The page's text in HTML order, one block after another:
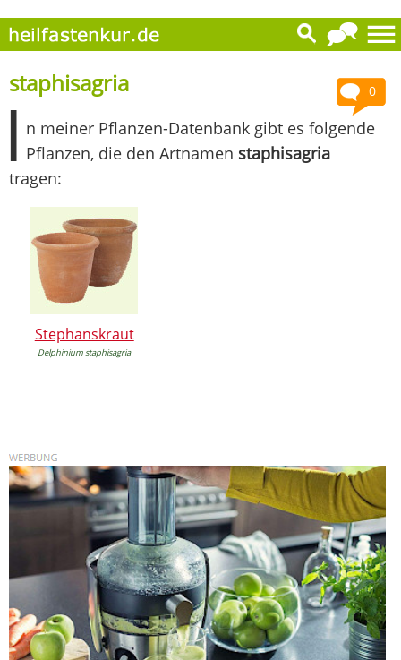
0
staphisagria
I n meiner Pflanzen-Datenbank gibt es folgende
Pflanzen, die den Artnamen staphisagria
tragen:
Stephanskraut
Delphinium staphisagria